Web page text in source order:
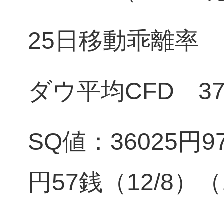
25日移動乖離率
ダウ平均CFD
SQ値：36025円
円57銭（12/8）